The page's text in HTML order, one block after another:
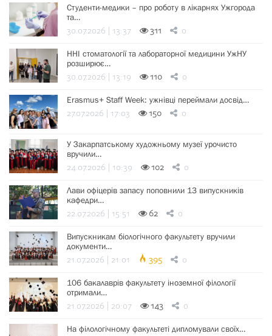
Студенти-медики – про роботу в лікарнях Ужгорода
та…
30.07.2026 | 13:37 311 0
ННІ стоматології та лабораторної медицини УжНУ
розширює…
30.07.2026 | 13:19 110 0
Erasmus+ Staff Week: ужнівці переймали досвід…
27.07.2026 | 17:03 150 0
У Закарпатському художньому музеї урочисто
вручили…
24.07.2026 | 10:39 102 0
Лави офіцерів запасу поповнили 13 випускників
кафедри…
22.07.2026 | 15:51 62 0
Випускникам біологічного факультету вручили
документи…
21.07.2026 | 21:01 395 0
106 бакалаврів факультету іноземної філології
отримали…
21.07.2026 | 20:07 143 0
На філологічному факультеті дипломували своїх…